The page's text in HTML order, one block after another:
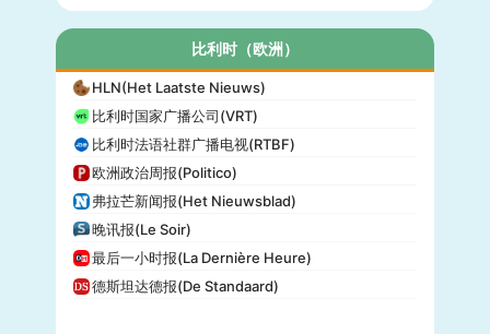
比利时（欧洲）
HLN(Het Laatste Nieuws)
比利时国家广播公司(VRT)
比利时法语社群广播电视(RTBF)
欧洲政治周报(Politico)
弗拉芒新闻报(Het Nieuwsblad)
晚讯报(Le Soir)
最后一小时报(La Dernière Heure)
德斯坦达德报(De Standaard)